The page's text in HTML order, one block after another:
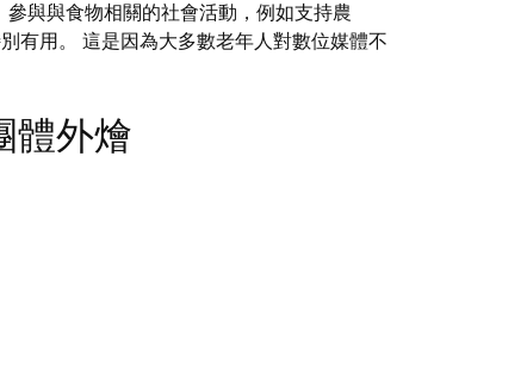
與與食物相關的社會活動，例如支持農
有用。 這是因為大多數老年人對數位媒體不
體外燴